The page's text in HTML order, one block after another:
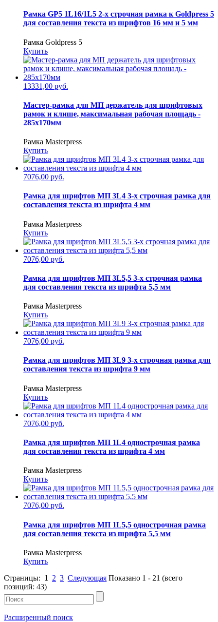
Рамка GP5 1L16/1L5 2-х строчная рамка к Goldpress 5
для составления текста из шрифтов 16 мм и 5 мм
Рамка Goldpress 5
Купить
13331,00 руб.
Мастер-рамка для МП держатель для шрифтовых
рамок и клише, максимальная рабочая площадь -
285х170мм
Рамка Masterpress
Купить
7076,00 руб.
Рамка для шрифтов МП 3L4 3-х строчная рамка для
составления текста из шрифта 4 мм
Рамка Masterpress
Купить
7076,00 руб.
Рамка для шрифтов МП 3L5,5 3-х строчная рамка
для составления текста из шрифта 5,5 мм
Рамка Masterpress
Купить
7076,00 руб.
Рамка для шрифтов МП 3L9 3-х строчная рамка для
составления текста из шрифта 9 мм
Рамка Masterpress
Купить
7076,00 руб.
Рамка для шрифтов МП 1L4 однострочная рамка
для составления текста из шрифта 4 мм
Рамка Masterpress
Купить
7076,00 руб.
Рамка для шрифтов МП 1L5,5 однострочная рамка
для составления текста из шрифта 5,5 мм
Рамка Masterpress
Купить
Страницы: 1 2 3 Следующая Показано 1 - 21 (всего
позиций: 43)
Расширенный поиск